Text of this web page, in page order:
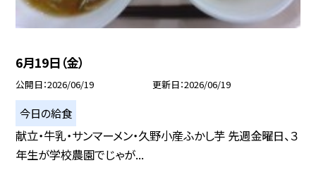
6月19日（金）
公開日 2026/06/19 更新日 2026/06/19
今日の給食
献立・牛乳・サンマーメン・久野小産ふかし芋 先週金曜日、３
年生が学校農園でじゃが...